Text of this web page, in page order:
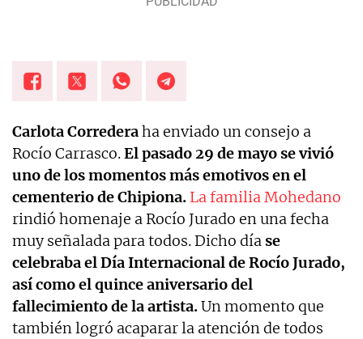
Carlota Correderaha enviado un consejo a
Rocío Carrasco.El pasado 29 de mayo se vivió
uno de los momentos más emotivos en el
cementerio de Chipiona. La familia Mohedano
rindió homenaje a Rocío Jurado en una fecha
muy señalada para todos. Dicho díase
celebraba el Día Internacional de Rocío Jurado,
así como el quince aniversario del
fallecimiento de la artista.Un momento que
también logró acaparar la atención de todos